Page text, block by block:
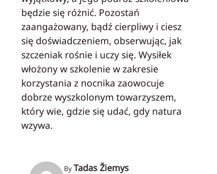
będzie się różnić. Pozostań
zaangażowany, bądź cierpliwy i ciesz
się doświadczeniem, obserwując, jak
szczeniak rośnie i uczy się. Wysiłek
włożony w szkolenie w zakresie
korzystania z nocnika zaowocuje
dobrze wyszkolonym towarzyszem,
który wie, gdzie się udać, gdy natura
wzywa.
By Tadas Žiemys